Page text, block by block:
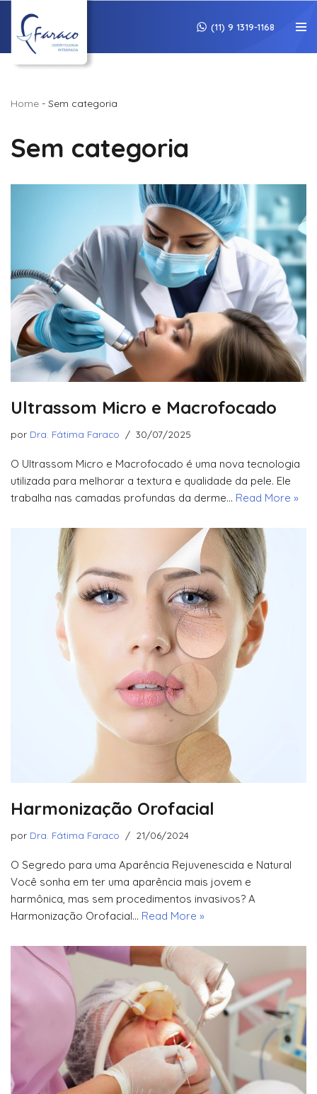
Pular
para
(11) 9 1319-1168
Home - Sem categoria
Sem categoria
Ultrassom Micro e Macrofocado
por Dra. Fátima Faraco 30/07/2025
O Ultrassom Micro e Macrofocado é uma nova tecnologia
utilizada para melhorar a textura e qualidade da pele. Ele
trabalha nas camadas profundas da derme… Read More »
Harmonização Orofacial
por Dra. Fátima Faraco 21/06/2024
O Segredo para uma Aparência Rejuvenescida e Natural
Você sonha em ter uma aparência mais jovem e
harmônica, mas sem procedimentos invasivos? A
Harmonização Orofacial… Read More »